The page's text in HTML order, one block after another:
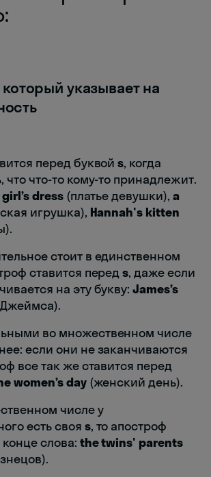
указывает на
перед буквойs, когда
что что-то кому-то принадлежит.
dress(платье девушки), a
игрушка), Hannah's kitten
стоит в единственном
ставится передs, даже если
на эту букву:James’s
во множественном числе
если они не заканчиваются
все так же ставится перед
women’s day(женский день).
числе у
есть своя s, то апостроф
слова: the twins' parents